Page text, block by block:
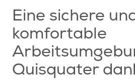
Eine sichere
komfortable
Quisquater